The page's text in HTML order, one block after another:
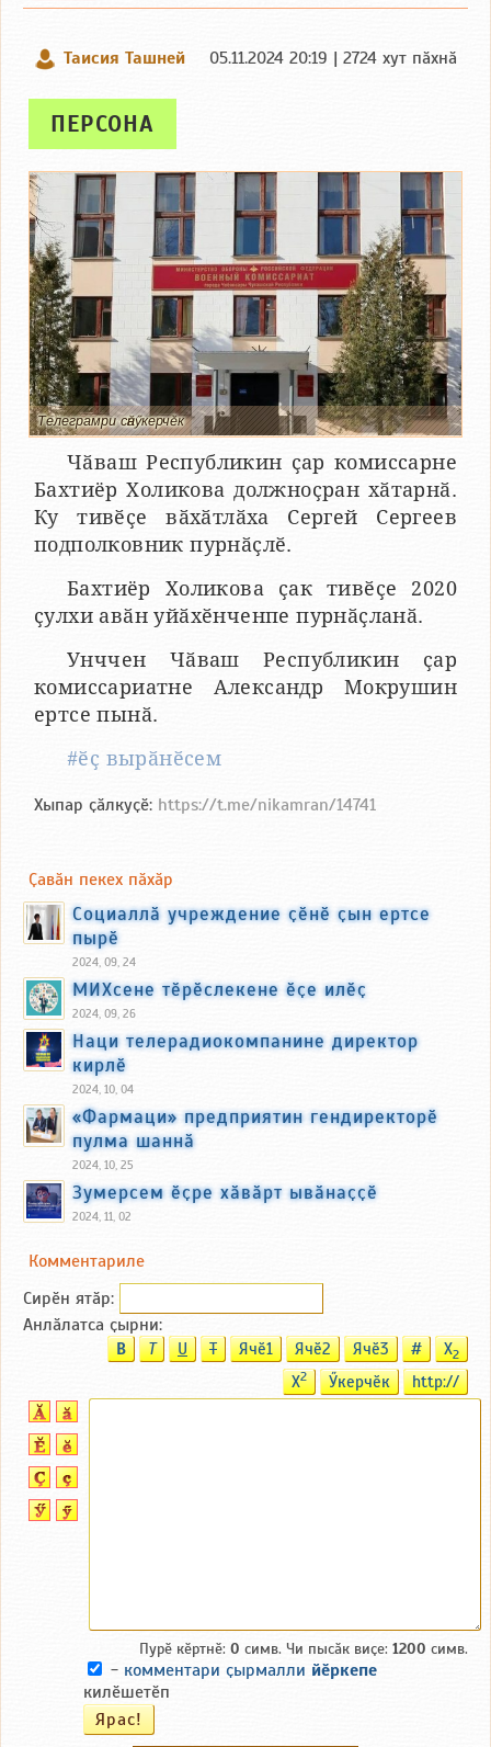
Таисия Ташней 05.11.2024 20:19 | 2724 хут пӑхнӑ
ПЕРСОНА
Телеграмри сӑнӳкерчӗк
Чӑваш Республикин ҫар комиссарне
Бахтиёр Холикова должноҫран хӑтарнӑ.
Ку тивӗҫе вӑхӑтлӑха Сергей Сергеев
подполковник пурнӑҫлӗ.
Бахтиёр Холикова ҫак тивӗҫе 2020
ҫулхи авӑн уйӑхӗнченпе пурнӑҫланӑ.
Унччен Чӑваш Республикин ҫар
комиссариатне Александр Мокрушин
ертсе пынӑ.
#ӗҫ вырӑнӗсем
Хыпар ҫӑлкуҫӗ: https://t.me/nikamran/14741
Ҫавӑн пекех пӑхӑр
Социаллӑ учреждение ҫӗнӗ ҫын ертсе
пырӗ
2024, 09, 24
МИХсене тӗрӗслекене ӗҫе илӗҫ
2024, 09, 26
Наци телерадиокомпанине директор
кирлӗ
2024, 10, 04
«Фармаци» предприятин гендиректорӗ
пулма шаннӑ
2024, 10, 25
Зумерсем ӗҫре хӑвӑрт ывӑнаҫҫӗ
2024, 11, 02
Комментариле
Сирӗн ятӑp:
Анлӑлатса ҫырни:
B T U T Ячӗ1 Ячӗ2 Ячӗ3 # X2
X2 Ӳкерчӗк http://
Пурӗ кӗртнӗ: 0 симв. Чи пысӑк виҫе: 1200 симв.
- комментари ҫырмалли йӗркепе
килӗшетӗп